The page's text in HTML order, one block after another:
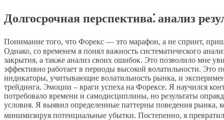
Долгосрочная перспектива⁚ анализ
Понимание того, что Форекс — это марафон, а не спринт,
Однако, со временем я понял важность систематического
закрытия, а также анализ своих ошибок. Это позволило мне
эффективно работает в периоды высокой волатильности. Это
индикаторы, учитывающие волатильность рынка, и
трейдинга. Эмоции – враги успеха на Форексе. Я научился
потребовало времени и самодисциплины, но результаты
условия. Я выявил определенные паттерны поведения рынка,
минимизируя потенциальные убытки. Постепенно, я